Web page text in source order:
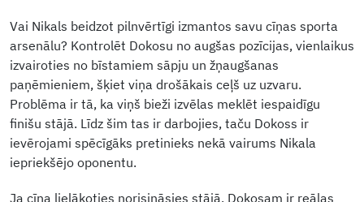
Vai Nikals beidzot pilnvērtīgi izmantos savu cīņas sporta
arsenālu? Kontrolēt Dokosu no augšas pozīcijas, vienlaikus
izvairoties no bīstamiem sāpju un žņaugšanas
paņēmieniem, šķiet viņa drošākais ceļš uz uzvaru.
Problēma ir tā, ka viņš bieži izvēlas meklēt iespaidīgu
finišu stājā. Līdz šim tas ir darbojies, taču Dokoss ir
ievērojami spēcīgāks pretinieks nekā vairums Nikala
iepriekšējo oponentu.
Ja cīņa lielākoties norisināsies stājā, Dokosam ir reālas